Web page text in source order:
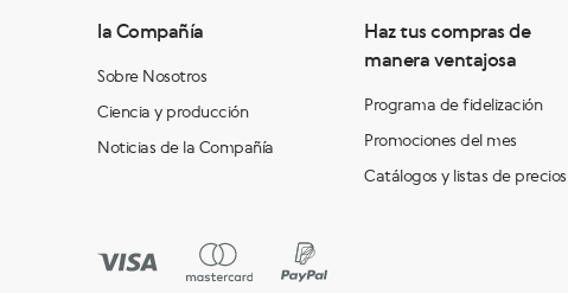
la Compañía
Sobre Nosotros
Ciencia y producción
Noticias de la Compañía
Haz tus compras de
manera ventajosa
Programa de fidelización
Promociones del mes
Catálogos y listas de precios